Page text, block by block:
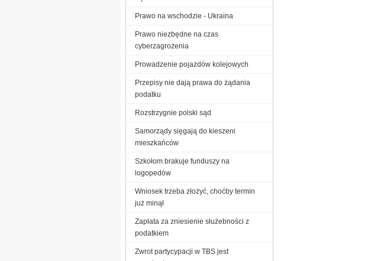
Prawo na wschodzie - Ukraina
Prawo niezbędne na czas
cyberzagrożenia
Prowadzenie pojazdów kolejowych
Przepisy nie dają prawa do żądania
podatku
Rozstrzygnie polski sąd
Samorządy sięgają do kieszeni
mieszkańców
Szkołom brakuje funduszy na
logopedów
Wniosek trzeba złożyć, choćby termin
już minął
Zapłata za zniesienie służebności z
podatkiem
Zwrot partycypacji w TBS jest